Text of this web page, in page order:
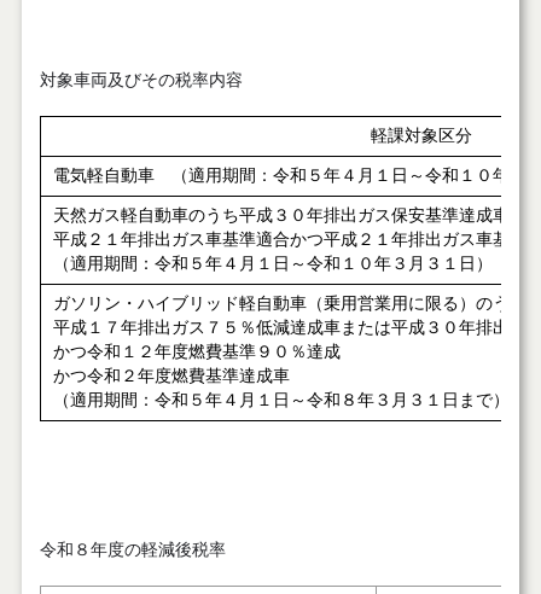
対象車両及びその税率内容
軽課対象区分
電気軽自動車 （適用期間：令和５年４月１日～令和１０年３
天然ガス軽自動車のうち平成３０年排出ガス保安基準達成車ま
平成２１年排出ガス車基準適合かつ平成２１年排出ガス車基準
（適用期間：令和５年４月１日～令和１０年３月３１日）
ガソリン・ハイブリッド軽自動車（乗用営業用に限る）のうち
平成１７年排出ガス７５％低減達成車または平成３０年排出ガ
かつ令和１２年度燃費基準９０％達成
かつ令和２年度燃費基準達成車
（適用期間：令和５年４月１日～令和８年３月３１日まで）
令和８年度の軽減後税率